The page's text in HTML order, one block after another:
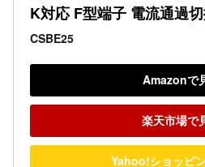
K対応 F型端子 電流通過
CSBE25
Amazonで
楽天市場で
Yahoo!ショッピ